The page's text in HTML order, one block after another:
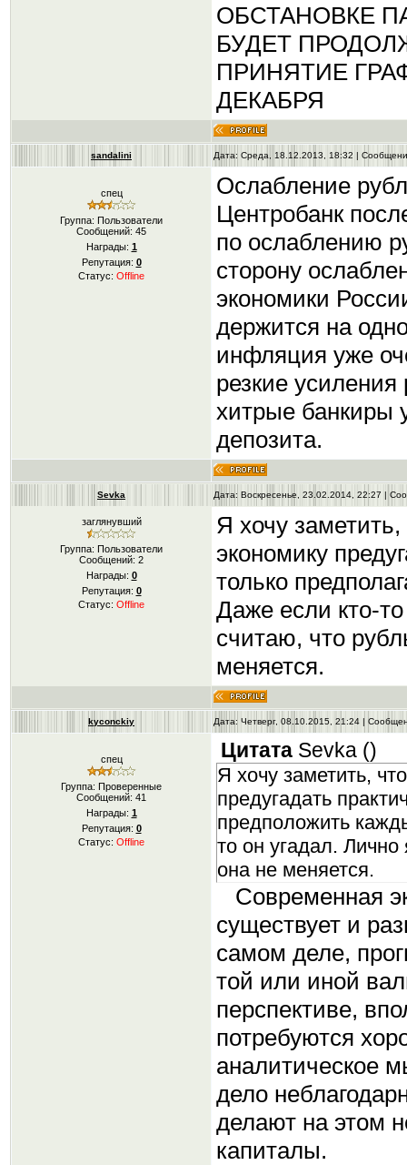
ОБСТАНОВКЕ
БУДЕТ
ПРИНЯТИЕ
ДЕКАБРЯ
sandalini Дата: Среда, 18.12.2013, 18:32 |
спец
Группа: Пользователи
Сообщений: 45
Награды: 1
Репутация: 0
Статус: Offline
Ослабление
Центробанк
по ослаблению
сторону
экономики
держится на
инфляция уже
резкие
хитрые банкиры
депозита.
Sevka Дата: Воскресенье, 23.02.2014, 22:27 |
заглянувший
Группа: Пользователи
Сообщений: 2
Награды: 0
Репутация: 0
Статус: Offline
Я хочу
экономику
только
Даже если кто-
считаю, что
меняется.
kyconckiy Дата: Четверг, 08.10.2015, 21:24 |
спец
Группа: Проверенные
Сообщений: 41
Награды: 1
Репутация: 0
Статус: Offline
Цитата Sevka ()
Я хочу заметить,
предугадать
предположить
то он угадал.
она не меняется.
Современная
существует и
самом деле,
той или иной
перспективе,
потребуются
аналитическое
дело
делают на этом
капиталы.